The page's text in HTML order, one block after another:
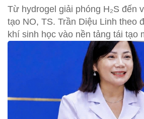
Từ hydrogel giải phóng H₂S đến
tạo NO, TS. Trần Diệu Linh theo
khí sinh học vào nền tảng tái tạo